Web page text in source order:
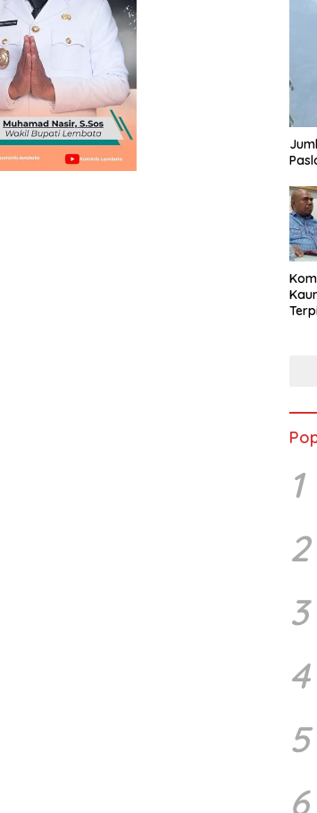
1
2
3
4
5
6